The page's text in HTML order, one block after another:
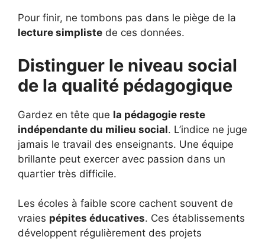
Pour finir, ne tombons pas dans le piège de la
lecture simpliste de ces données.
Distinguer le niveau social
de la qualité pédagogique
Gardez en tête que la pédagogie reste
indépendante du milieu social. L’indice ne juge
jamais le travail des enseignants. Une équipe
brillante peut exercer avec passion dans un
quartier très difficile.
Les écoles à faible score cachent souvent de
vraies pépites éducatives. Ces établissements
développent régulièrement des projets